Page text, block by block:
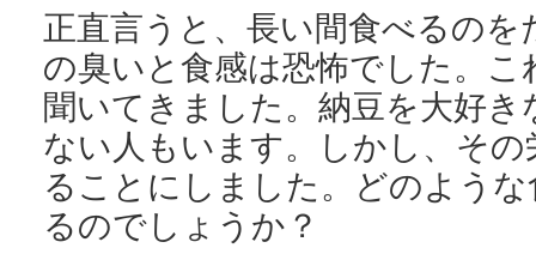
正直言うと、長い間食べるの
の臭いと食感は恐怖でした。
聞いてきました。納豆を大好
ない人もいます。しかし、そ
ることにしました。どのよう
るのでしょうか？